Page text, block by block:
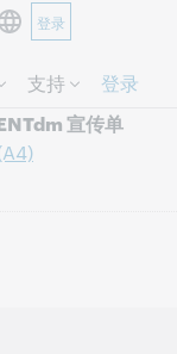
跳过页面内容。
登录
支持 登录
宣传单